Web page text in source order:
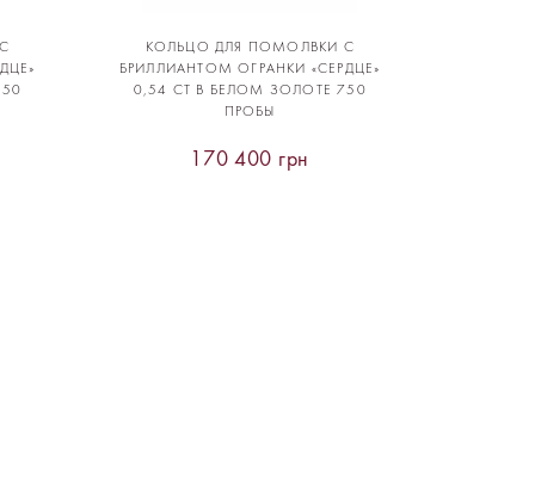
КОЛЬЦО ДЛЯ ПОМОЛВКИ С
БРИЛЛИАНТОМ ОГРАНКИ «СЕРДЦЕ»
0,54 CT В БЕЛОМ ЗОЛОТЕ 750
ПРОБЫ
170 400 грн